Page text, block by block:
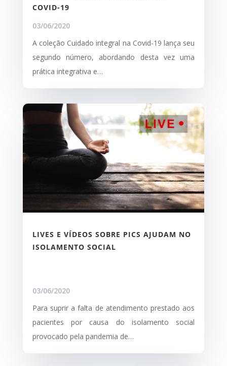
COVID-19
03/06/2020
A coleção Cuidado integral na Covid-19 lança seu
segundo número, abordando desta vez uma
prática integrativa e…
LIVES E VÍDEOS SOBRE PICS AJUDAM NO
ISOLAMENTO SOCIAL
03/06/2020
Para suprir a falta de atendimento prestado aos
pacientes por causa do isolamento social
provocado pela pandemia de…